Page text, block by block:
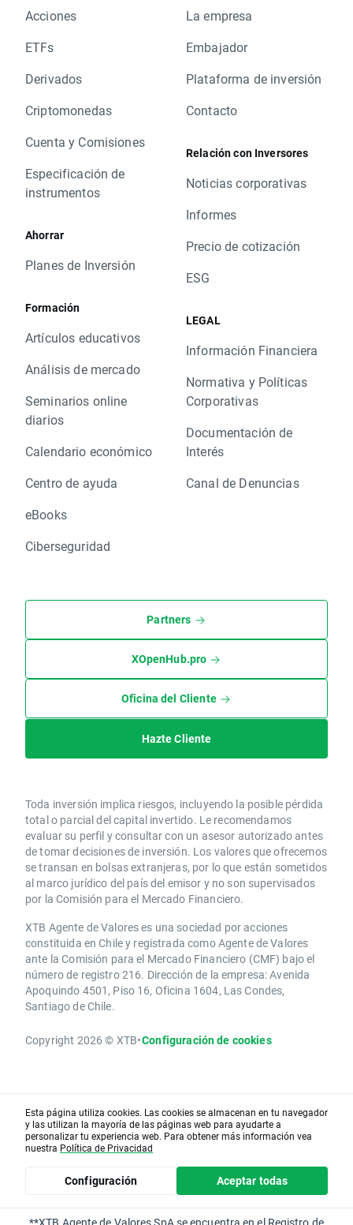
Acciones
ETFs
Derivados
Criptomonedas
Cuenta y Comisiones
Especificación de
instrumentos
Ahorrar
Planes de Inversión
Formación
Artículos educativos
Análisis de mercado
Seminarios online
diarios
Calendario económico
Centro de ayuda
eBooks
Ciberseguridad
La empresa
Embajador
Plataforma de inversión
Contacto
Relación con Inversores
Noticias corporativas
Informes
Precio de cotización
ESG
LEGAL
Información Financiera
Normativa y Políticas
Corporativas
Documentación de
Interés
Canal de Denuncias
Partners
XOpenHub.pro
Oficina del Cliente
Hazte Cliente
Toda inversión implica riesgos, incluyendo la posible pérdida
total o parcial del capital invertido. Le recomendamos
evaluar su perfil y consultar con un asesor autorizado antes
de tomar decisiones de inversión. Los valores que ofrecemos
se transan en bolsas extranjeras, por lo que están sometidos
al marco jurídico del país del emisor y no son supervisados
por la Comisión para el Mercado Financiero.
XTB Agente de Valores es una sociedad por acciones
constituida en Chile y registrada como Agente de Valores
ante la Comisión para el Mercado Financiero (CMF) bajo el
número de registro 216. Dirección de la empresa: Avenida
Apoquindo 4501, Piso 16, Oficina 1604, Las Condes,
Santiago de Chile.
Copyright 2026 © XTB•Configuración de cookies
Esta página utiliza cookies. Las cookies se almacenan en tu navegador
y las utilizan la mayoría de las páginas web para ayudarte a
personalizar tu experiencia web. Para obtener más información vea
nuestra Política de Privacidad
Configuración Aceptar todas